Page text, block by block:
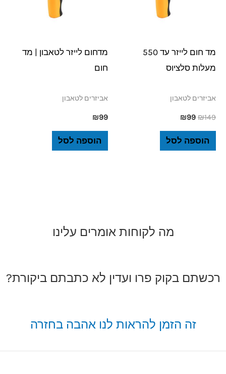
מד חום לייזר עד 550
מעלות סלציוס
אביזרים לטאבון
₪149
₪99
הוספה לסל
מדחום לייזר לטאבון | מד
חום
אביזרים לטאבון
₪99
הוספה לסל
מה לקוחות אומרים עלינו
רכשתם בקוק פרו ועדין לא כתבתם ביקורת?
זה הזמן להראות לנו אהבה בחזרה